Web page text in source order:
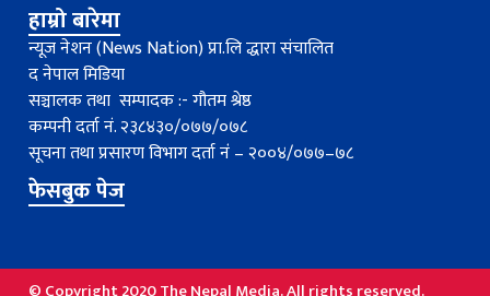
हाम्रो बारेमा
न्यूज नेशन (News Nation) प्रा.लि द्धारा संचालित
द नेपाल मिडिया
सञ्चालक तथा सम्पादक :- गौतम श्रेष्ठ
कम्पनी दर्ता नं. २३८४३०/०७७/०७८
सूचना तथा प्रसारण विभाग दर्ता नंं – २००४/०७७–७८
फेसबुक पेज